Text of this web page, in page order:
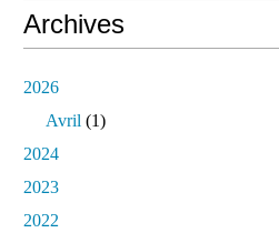
Archives
2026
Avril (1)
2024
2023
2022